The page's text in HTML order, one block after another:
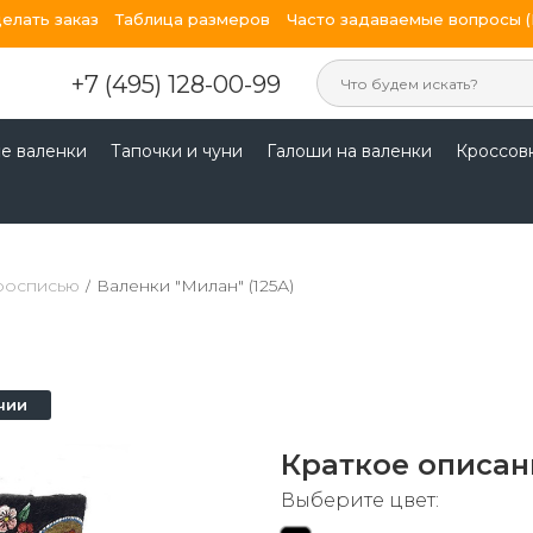
заказ Таблица размеров Часто задаваемые вопросы
+7 (495) 128-00-99
валенки Тапочки и чуни Галоши на валенки
/ Валенки "Милан" (125А)
Краткое
Выберите цвет: